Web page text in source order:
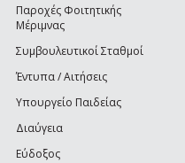
mail)
Παροχές Φοιτητικής
Μέριμνας
Συμβουλευτικοί Σταθμοί
Έντυπα / Αιτήσεις
Υπουργείο Παιδείας
Διαύγεια
Εύδοξος